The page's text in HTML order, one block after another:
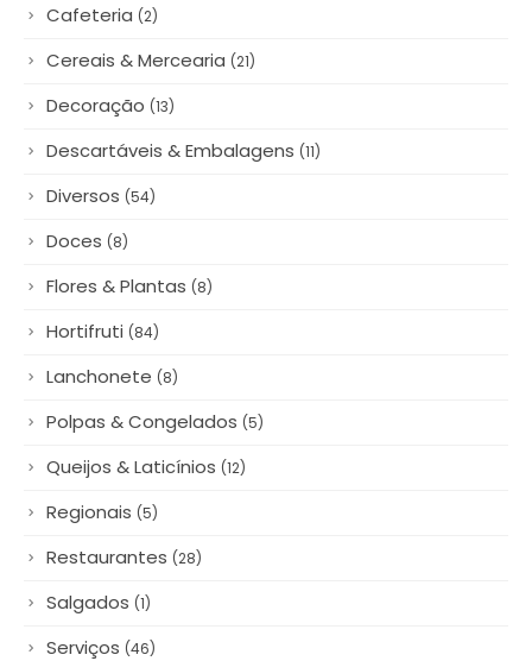
Cafeteria (2)
Cereais & Mercearia (21)
Decoração (13)
Descartáveis & Embalagens (11)
Diversos (54)
Doces (8)
Flores & Plantas (8)
Hortifruti (84)
Lanchonete (8)
Polpas & Congelados (5)
Queijos & Laticínios (12)
Regionais (5)
Restaurantes (28)
Salgados (1)
Serviços (46)